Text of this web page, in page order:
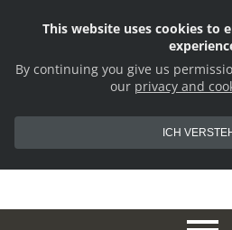
This website uses cookies to
By continuing you give us
our privacy and
ICH